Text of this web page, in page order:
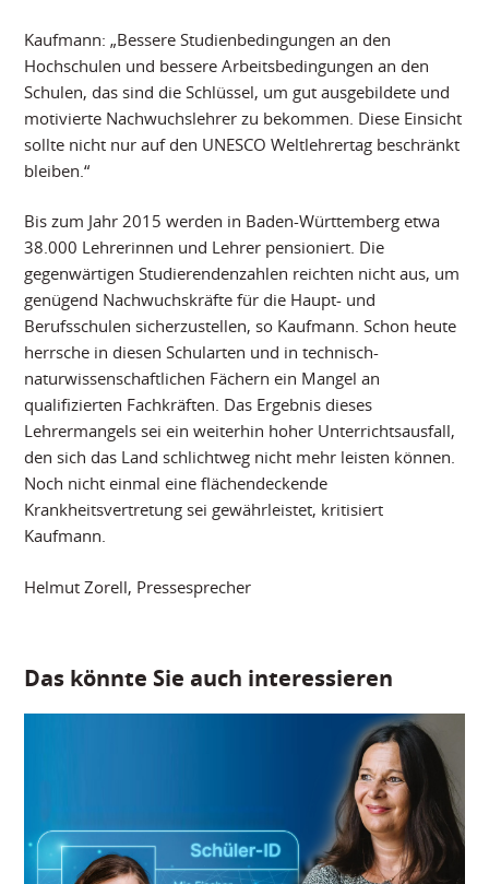
Kaufmann: „Bessere Studienbedingungen an den
Hochschulen und bessere Arbeitsbedingungen an den
Schulen, das sind die Schlüssel, um gut ausgebildete und
motivierte Nachwuchslehrer zu bekommen. Diese Einsicht
sollte nicht nur auf den UNESCO Weltlehrertag beschränkt
bleiben.“
Bis zum Jahr 2015 werden in Baden-Württemberg etwa
38.000 Lehrerinnen und Lehrer pensioniert. Die
gegenwärtigen Studierendenzahlen reichten nicht aus, um
genügend Nachwuchskräfte für die Haupt- und
Berufsschulen sicherzustellen, so Kaufmann. Schon heute
herrsche in diesen Schularten und in technisch-
naturwissenschaftlichen Fächern ein Mangel an
qualifizierten Fachkräften. Das Ergebnis dieses
Lehrermangels sei ein weiterhin hoher Unterrichtsausfall,
den sich das Land schlichtweg nicht mehr leisten können.
Noch nicht einmal eine flächendeckende
Krankheitsvertretung sei gewährleistet, kritisiert
Kaufmann.
Helmut Zorell, Pressesprecher
Das könnte Sie auch interessieren